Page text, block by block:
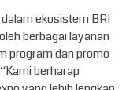
ekosistem BRI
berbagai layanan
program dan promo
berharap